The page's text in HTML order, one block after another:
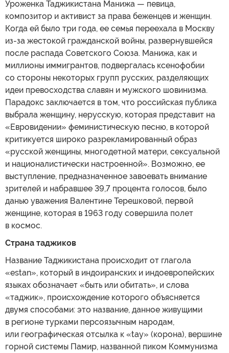
Уроженка Таджикистана Манижа — певица,
композитор и активист за права беженцев и женщин.
Когда ей было три года, ее семья переехала в Москву
из-за жестокой гражданской войны, развернувшейся
после распада Советского Союза. Манижа, как и
миллионы иммигрантов, подвергалась ксенофобии
со стороны некоторых групп русских, разделяющих
идеи превосходства славян и мужского шовинизма.
Парадокс заключается в том, что российская публика
выбрала женщину, нерусскую, которая представит на
«Евровидении» феминистическую песню, в которой
критикуется широко разрекламированный образ
«русской женщины, многодетной матери, сексуальной
и националистически настроенной». Возможно, ее
выступление, предназначенное завоевать внимание
зрителей и набравшее 39,7 процента голосов, было
данью уважения Валентине Терешковой, первой
женщине, которая в 1963 году совершила полет
в космос.
Страна таджиков
Название Таджикистана происходит от глагола
«estan», который в индоиранских и индоевропейских
языках обозначает «быть или обитать», и слова
«таджик», происхождение которого объясняется
двумя способами: это название, данное живущими
в регионе турками персоязычным народам,
или географическая отсылка к «tay» (корона), вершине
горной системы Памир, названной пиком Коммунизма